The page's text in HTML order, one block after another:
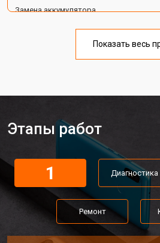
Замена аккумулятора
Ремонт цепи питания
Показать весь
Этапы работ
1 Диагностика
Ремонт